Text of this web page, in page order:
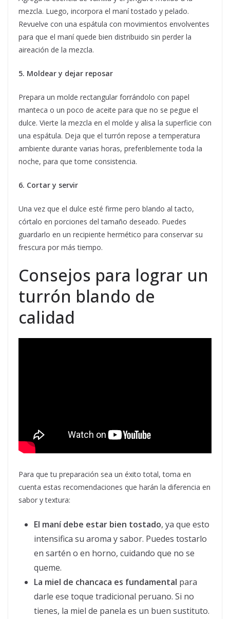
mezcla. Luego, incorpora el maní tostado y pelado.
Revuelve con una espátula con movimientos envolventes
para que el maní quede bien distribuido sin perder la
aireación de la mezcla.
5. Moldear y dejar reposar
Prepara un molde rectangular forrándolo con papel
manteca o un poco de aceite para que no se pegue el
dulce. Vierte la mezcla en el molde y alisa la superficie con
una espátula. Deja que el turrón repose a temperatura
ambiente durante varias horas, preferiblemente toda la
noche, para que tome consistencia.
6. Cortar y servir
Una vez que el dulce esté firme pero blando al tacto,
córtalo en porciones del tamaño deseado. Puedes
guardarlo en un recipiente hermético para conservar su
frescura por más tiempo.
Consejos para lograr un
turrón blando de
calidad
Para que tu preparación sea un éxito total, toma en
cuenta estas recomendaciones que harán la diferencia en
sabor y textura:
El maní debe estar bien tostado, ya que esto
intensifica su aroma y sabor. Puedes tostarlo
en sartén o en horno, cuidando que no se
queme.
La miel de chancaca es fundamental para
darle ese toque tradicional peruano. Si no
tienes, la miel de panela es un buen sustituto.